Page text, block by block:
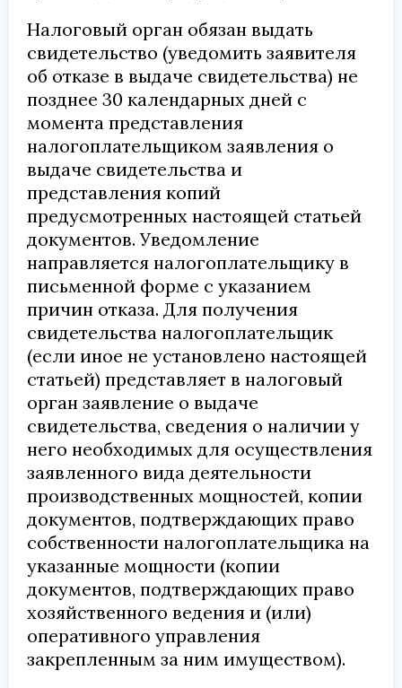
Налоговый орган обязан выдать
свидетельство (уведомить заявителя
об отказе в выдаче свидетельства) не
позднее 30 календарных дней с
момента представления
налогоплательщиком заявления о
выдаче свидетельства и
представления копий
предусмотренных настоящей статьей
документов. Уведомление
направляется налогоплательщику в
письменной форме с указанием
причин отказа. Для получения
свидетельства налогоплательщик
(если иное не установлено настоящей
статьей) представляет в налоговый
орган заявление о выдаче
свидетельства, сведения о наличии у
него необходимых для осуществления
заявленного вида деятельности
производственных мощностей, копии
документов, подтверждающих право
собственности налогоплательщика на
указанные мощности (копии
документов, подтверждающих право
хозяйственного ведения и (или)
оперативного управления
закрепленным за ним имуществом).